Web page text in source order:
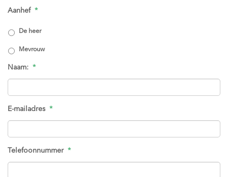
Aanhef *
De heer
Mevrouw
Naam: *
E-mailadres *
Telefoonnummer *